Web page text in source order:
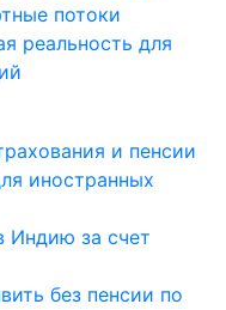
потоки
реальность для
иностранных
Индию за счет
без пенсии по